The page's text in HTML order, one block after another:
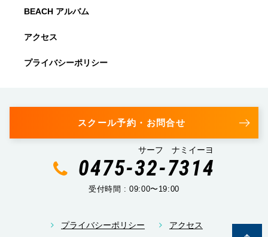
BEACH アルバム
アクセス
プライバシーポリシー
スクール予約・お問合せ
サーフ ナミイーヨ
0475-32-7314
受付時間 : 09:00〜19:00
プライバシーポリシー アクセス